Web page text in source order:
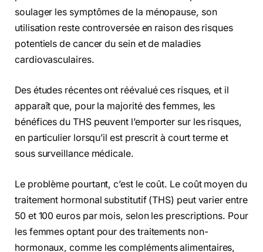
soulager les symptômes de la ménopause, son
utilisation reste controversée en raison des risques
potentiels de cancer du sein et de maladies
cardiovasculaires.
Des études récentes ont réévalué ces risques, et il
apparaît que, pour la majorité des femmes, les
bénéfices du THS peuvent l’emporter sur les risques,
en particulier lorsqu’il est prescrit à court terme et
sous surveillance médicale.
Le problème pourtant, c’est le coût. Le coût moyen du
traitement hormonal substitutif (THS) peut varier entre
50 et 100 euros par mois, selon les prescriptions. Pour
les femmes optant pour des traitements non-
hormonaux, comme les compléments alimentaires,